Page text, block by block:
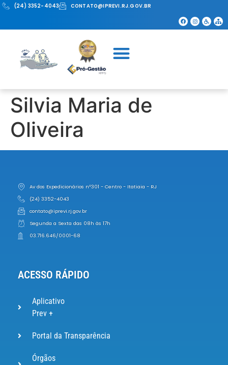
(24) 3352-4043 CONTATO@IPREVI.RJ.GOV.BR
Silvia Maria de
Oliveira
Av dos Expedicionários nº301 - Centro - Itatiaia - RJ
(24) 3352-4043
contato@iprevi.rj.gov.br
Segunda a Sexta das 08h às 17h
03.716.646/0001-68
ACESSO RÁPIDO
Aplicativo
Prev +
Portal da Transparência
Órgãos